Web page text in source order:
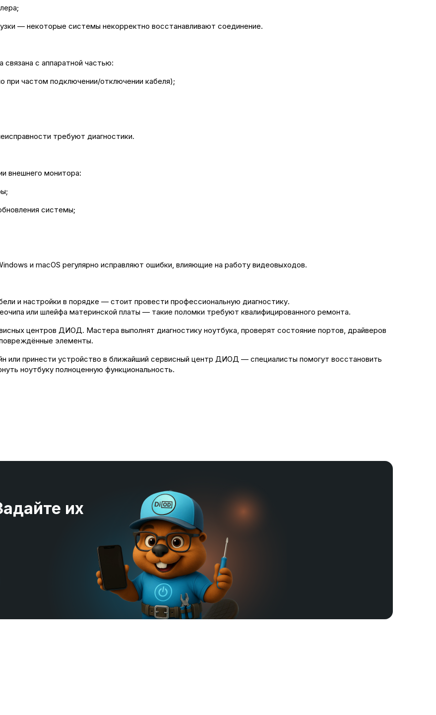
— некоторые системы некорректно восстанавливают соединение.
с аппаратной частью:
при частом подключении/отключении кабеля);
требуют диагностики.
внешнего монитора:
системы;
и macOS регулярно исправляют ошибки, влияющие на работу видеовыходов.
и настройки в порядке — стоит провести профессиональную диагностику.
или шлейфа материнской платы — такие поломки требуют квалифицированного ремонта.
центров ДИОД. Мастера выполнят диагностику ноутбука, проверят состояние портов, драйверов
элементы.
или принести устройство в ближайший сервисный центр ДИОД — специалисты помогут восстановить
ноутбуку полноценную функциональность.
их